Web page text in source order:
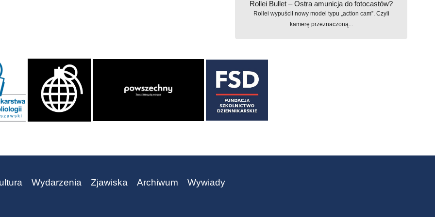
Rollei Bullet – Ostra amunicja do fotocastów?
Rollei wypuścił nowy model typu „action cam”. Czyli
kamerę przeznaczoną...
Wydarzenia Zjawiska Archiwum Wywiady